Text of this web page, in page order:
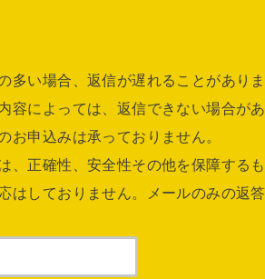
多い場合、返信が遅れることがありま
容によっては、返信できない場合があ
お申込みは承っておりません。
、正確性、安全性その他を保障する
はしておりません。メールのみの返答